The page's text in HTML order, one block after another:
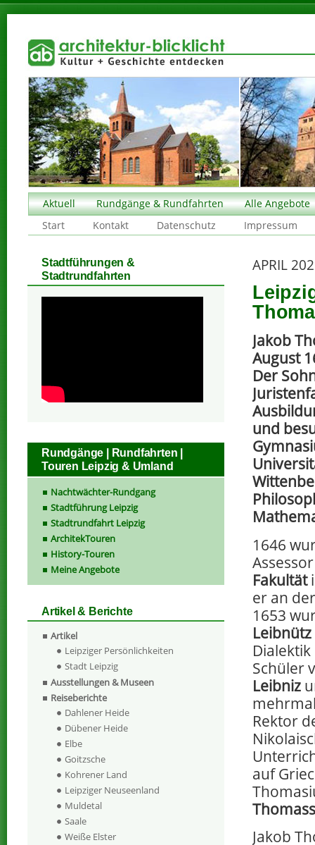
Aktuell Rundgänge & Rundfahrten
Alle Angebote
Start
Kontakt Datenschutz Impressum
APRIL
Jakob
August
Der
und
1646
Fakultät
er an
1653
Leibnütz
Schüler
Leibniz
Rektor
auf
Jakob
Stadtführungen &
Stadtrundfahrten
Rundgänge | Rundfahrten |
Touren Leipzig & Umland
Nachtwächter-Rundgang
Stadtführung Leipzig
Stadtrundfahrt Leipzig
ArchitekTouren
History-Touren
Meine Angebote
Artikel & Berichte
Artikel
Leipziger Persönlichkeiten
Stadt Leipzig
Ausstellungen & Museen
Reiseberichte
Dahlener Heide
Dübener Heide
Elbe
Goitzsche
Kohrener Land
Leipziger Neuseenland
Muldetal
Saale
Weiße Elster